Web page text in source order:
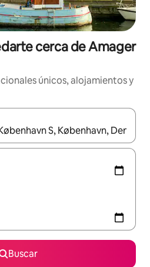
cerca de Amager
únicos, alojamientos y
disponibles, navega con las
Buscar